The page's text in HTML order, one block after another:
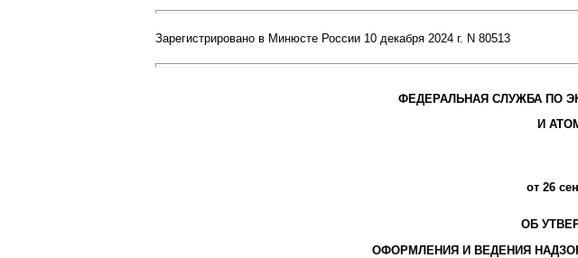
Зарегистрировано в Минюсте России 10 декабря 2024 г. N 80513
ФЕДЕРАЛЬНАЯ СЛУЖБА ПО
И
от 26
ОБ
ОФОРМЛЕНИЯ И ВЕДЕНИЯ